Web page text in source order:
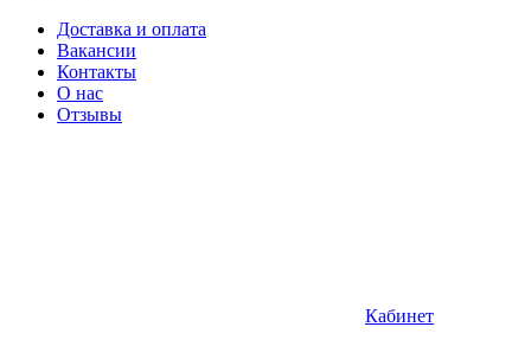
Доставка и оплата
Вакансии
Контакты
О нас
Отзывы
Кабинет